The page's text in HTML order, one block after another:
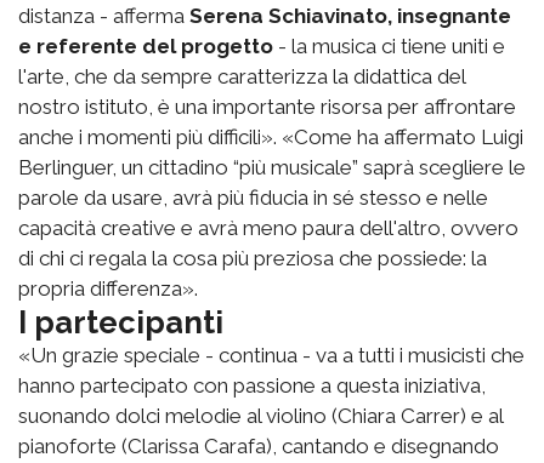
distanza - afferma Serena Schiavinato, insegnante
e referente del progetto - la musica ci tiene uniti e
l'arte, che da sempre caratterizza la didattica del
nostro istituto, è una importante risorsa per affrontare
anche i momenti più difficili». «Come ha affermato Luigi
Berlinguer, un cittadino “più musicale” saprà scegliere le
parole da usare, avrà più fiducia in sé stesso e nelle
capacità creative e avrà meno paura dell'altro, ovvero
di chi ci regala la cosa più preziosa che possiede: la
propria differenza».
I partecipanti
«Un grazie speciale - continua - va a tutti i musicisti che
hanno partecipato con passione a questa iniziativa,
suonando dolci melodie al violino (Chiara Carrer) e al
pianoforte (Clarissa Carafa), cantando e disegnando